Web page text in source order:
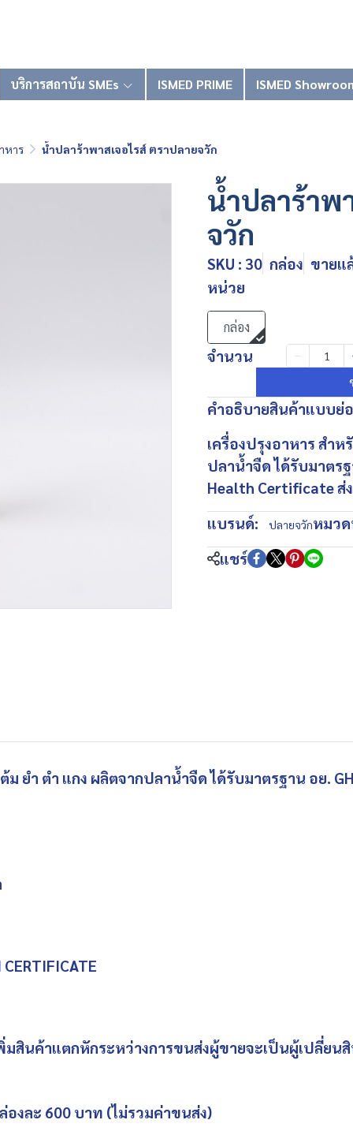
บริการสถาบัน SMEs ISMED PRIME ISMED
หาร น้ำปลาร้าพาสเจอไรส์ ตราปลายจวัก
น้ำปลาร้าพ
จวัก
SKU : 30 กล่อง ขายแ
หน่วย
กล่อง
จำนวน
คำอธิบายสินค้าแบบย่อ
เครื่องปรุงอาหาร สำ
ปลาน้ำจืด ได้รับมาตรฐ
Health Certificate ส่ง
แบรนด์:
ปลายจวักหมว
แชร์
ยำ ตำ แกง ผลิตจากปลาน้ำจืด ได้รับมาตรฐาน อย.
สินค้าแตกหักระหว่างการขนส่งผู้ขายจะเป็นผู้เปลี่ยน
องละ 600 บาท (ไม่รวมค่าขนส่ง)